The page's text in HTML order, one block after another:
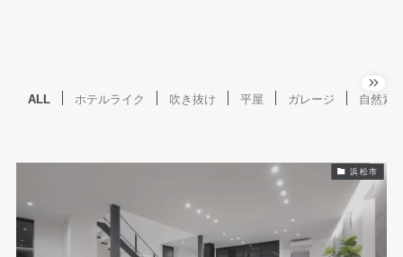
ALL ホテルライク 吹き抜け 平屋 ガレージ 自然素
浜松市